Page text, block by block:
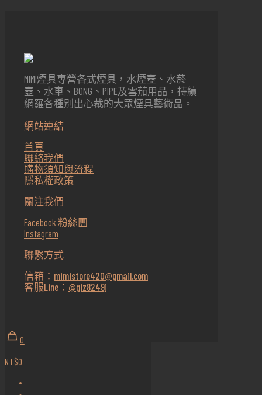
MIMI煙具專營各式煙具，水煙壺、水菸
壺、水車、BONG、PIPE及雪茄用品，持續
網羅各種別出心裁的大眾煙具藝術品。
網站連結
首頁
聯絡我們
購物須知與流程
隱私權政策
關注我們
Facebook 粉絲團
Instagram
聯繫方式
信箱： mimistore420@gmail.com
客服Line： @giz8249j
0
NT$0